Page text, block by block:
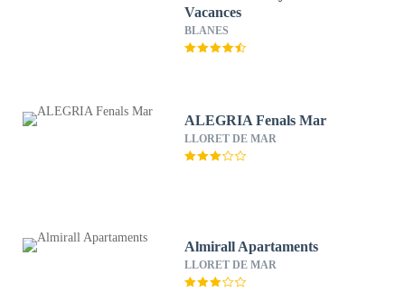
Vacances
BLANES
ALEGRIA Fenals Mar
LLORET DE MAR
Almirall Apartaments
LLORET DE MAR